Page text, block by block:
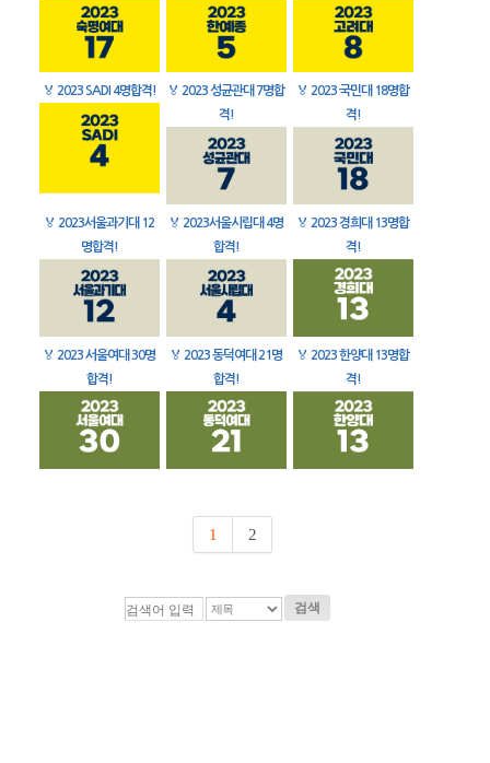
🏅 2023 SADI 4명합격! 🏅 2023 성균관대 7명합
격!
🏅 2023 국민대 18명합
격!
🏅 2023서울과기대 12
명합격!
🏅 2023서울시립대 4명
합격!
🏅 2023 경희대 13명합
격!
🏅 2023 서울여대 30명
합격!
🏅 2023 동덕여대 21명
합격!
🏅 2023 한양대 13명합
격!
1 2
검색